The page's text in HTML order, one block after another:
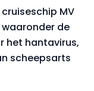
MV
de
het hantavirus,
scheepsarts